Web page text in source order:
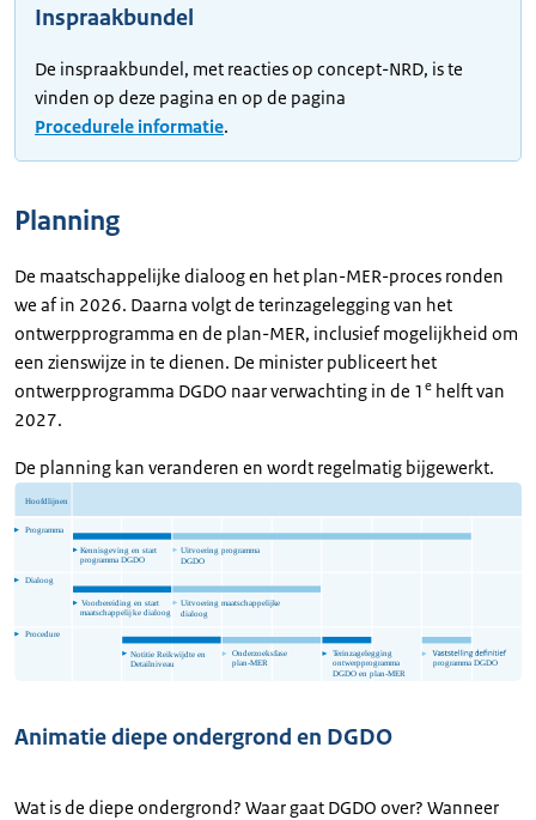
Inspraakbundel
De inspraakbundel, met reacties op concept-NRD, is te
vinden op deze pagina en op de pagina
Procedurele informatie.
Planning
De maatschappelijke dialoog en het plan-MER-proces ronden
we af in 2026. Daarna volgt de terinzagelegging van het
ontwerpprogramma en de plan-MER, inclusief mogelijkheid om
een zienswijze in te dienen. De minister publiceert het
ontwerpprogramma DGDO naar verwachting in de 1 e helft van
2027.
De planning kan veranderen en wordt regelmatig bijgewerkt.
Animatie diepe ondergrond en DGDO
Wat is de diepe ondergrond? Waar gaat DGDO over? Wanneer